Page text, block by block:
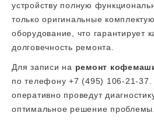
устройству полную
только оригинальные
оборудование, что гарантирует
долговечность ремонта.
Для записи на ремонт
по телефону +7 (495) 106-21-
оперативно проведут
оптимальное решение проблемы.